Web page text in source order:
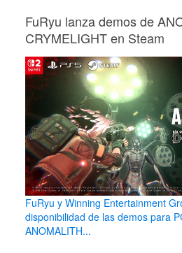
FuRyu lanza demos de
CRYMELIGHT en Steam
FuRyu y Winning Entertainment
disponibilidad de las demos para
ANOMALITH...